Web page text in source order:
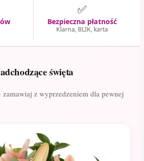
✅
Bezpieczna płatność
Klarna, BLIK, karta
święta
z wyprzedzeniem dla pewnej